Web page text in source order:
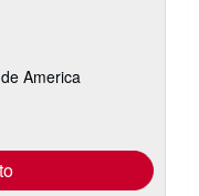
America